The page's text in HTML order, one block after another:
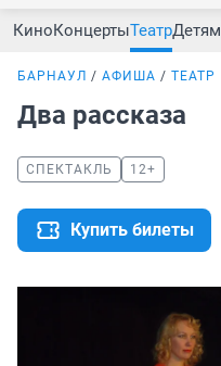
КиноКонцертыТеатрДетям
БАРНАУЛ АФИША ТЕАТР
Два рассказа
СПЕКТАКЛЬ 12+
Купить билеты